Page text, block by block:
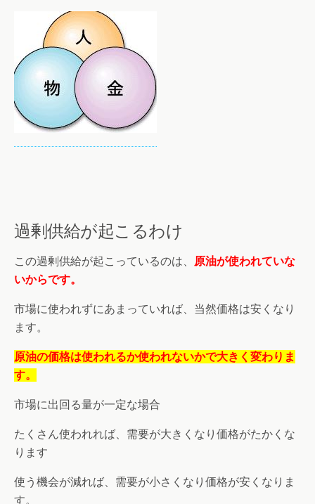
過剰供給が起こるわけ
この過剰供給が起こっているのは、 原油が使われていな
いからです。
市場に使われずにあまっていれば、当然価格は安くなり
ます。
原油の価格は使われるか使われないかで大きく変わりま
す。
市場に出回る量が一定な場合
たくさん使われれば、需要が大きくなり価格がたかくな
ります
使う機会が減れば、需要が小さくなり価格が安くなりま
す。